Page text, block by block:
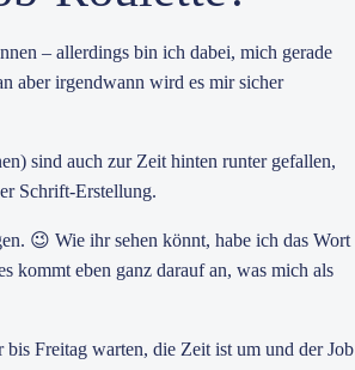
– allerdings bin ich dabei, mich gerade
aber irgendwann wird es mir sicher
sind auch zur Zeit hinten runter gefallen,
Schrift-Erstellung.
😉 Wie ihr sehen könnt, habe ich das Wort
kommt eben ganz darauf an, was mich als
Freitag warten, die Zeit ist um und der Job